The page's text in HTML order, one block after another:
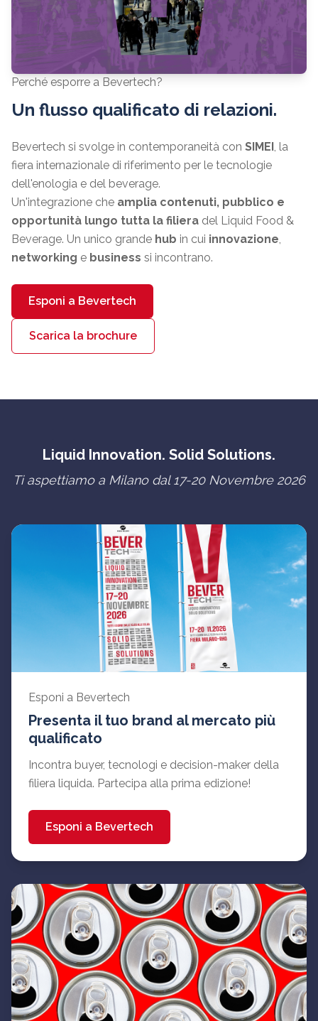
Perché esporre a Bevertech?
Un flusso qualificato di relazioni.
Bevertech si svolge in contemporaneità con SIMEI, la
fiera internazionale di riferimento per le tecnologie
dell'enologia e del beverage.
Un'integrazione che amplia contenuti, pubblico e
opportunità lungo tutta la filiera del Liquid Food &
Beverage. Un unico grande hub in cui innovazione,
networking e business si incontrano.
Esponi a Bevertech
Scarica la brochure
Liquid Innovation. Solid Solutions.
Ti aspettiamo a Milano dal 17-20 Novembre 2026
Esponi a Bevertech
Presenta il tuo brand al mercato più
qualificato
Incontra buyer, tecnologi e decision-maker della
filiera liquida. Partecipa alla prima edizione!
Esponi a Bevertech